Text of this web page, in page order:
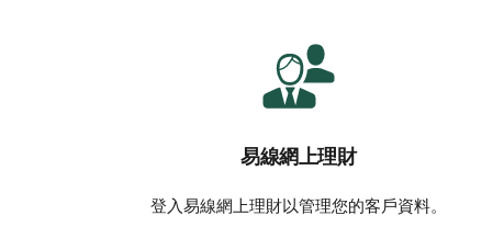
易線網上理財
登入易線網上理財以管理您的客戶資料。